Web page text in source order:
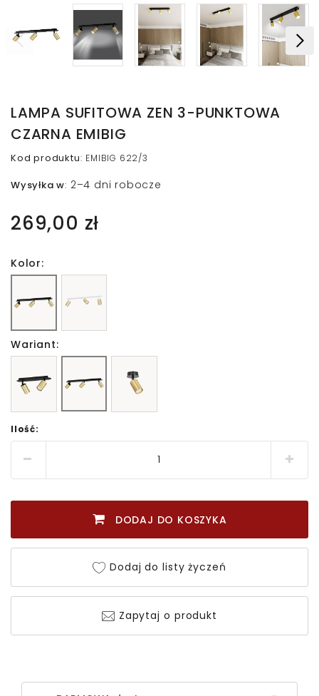
LAMPA SUFITOWA ZEN 3-PUNKTOWA
CZARNA EMIBIG
Kod produktu: EMIBIG 622/3
Wysyłka w: 2–4 dni robocze
269,00 zł
Kolor:
Wariant:
Ilość:
DODAJ DO KOSZYKA
Dodaj do listy życzeń
Zapytaj o produkt